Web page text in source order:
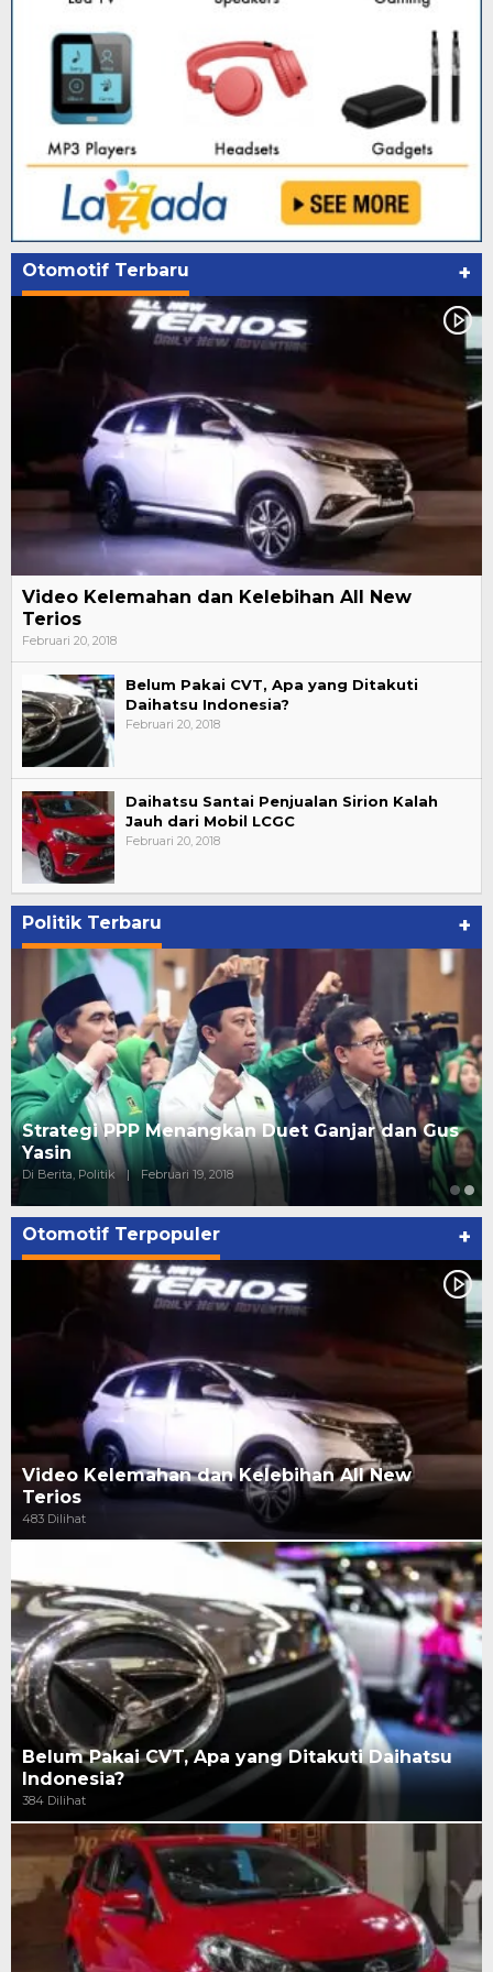
Otomotif Terbaru +
Video Kelemahan dan Kelebihan All New
Terios
Februari 20, 2018
Belum Pakai CVT, Apa yang Ditakuti
Daihatsu Indonesia?
Februari 20, 2018
Daihatsu Santai Penjualan Sirion Kalah
Jauh dari Mobil LCGC
Februari 20, 2018
Politik Terbaru +
Strategi PPP Menangkan Duet Ganjar dan Gus
Yasin
Di Berita, Politik | Februari 19, 2018
Otomotif Terpopuler +
Video Kelemahan dan Kelebihan All New
Terios
483 Dilihat
Belum Pakai CVT, Apa yang Ditakuti Daihatsu
Indonesia?
384 Dilihat